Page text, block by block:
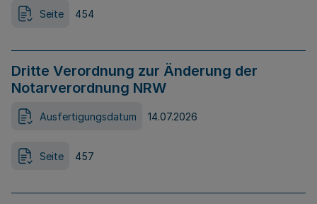
Seite 454
Dritte Verordnung zur Änderung der
Notarverordnung NRW
Ausfertigungsdatum 14.07.2026
Seite 457